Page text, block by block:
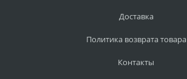
Доставка
Политика возврата товара
Контакты